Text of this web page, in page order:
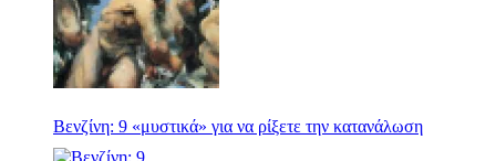
Βενζίνη: 9 «μυστικά» για να ρίξετε την κατανάλωση